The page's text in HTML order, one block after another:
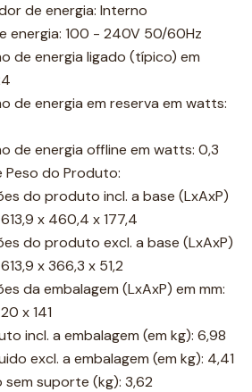
de energia: Interno
energia: 100 - 240V 50/60Hz
de energia ligado (típico) em
de energia em reserva em watts:
de energia offline em watts: 0,3
Peso do Produto:
do produto incl. a base (LxAxP)
x 460,4 x 177,4
do produto excl. a base (LxAxP)
x 366,3 x 51,2
da embalagem (LxAxP) em mm:
x 141
incl. a embalagem (em kg): 6,98
excl. a embalagem (em kg): 4,41
suporte (kg): 3,62